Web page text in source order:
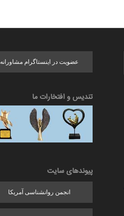
عضویت در اینستاگرام مشاورانه
تندیس و افتخارات ما
پیوندهای سایت
انجمن روانشناسی آمریکا